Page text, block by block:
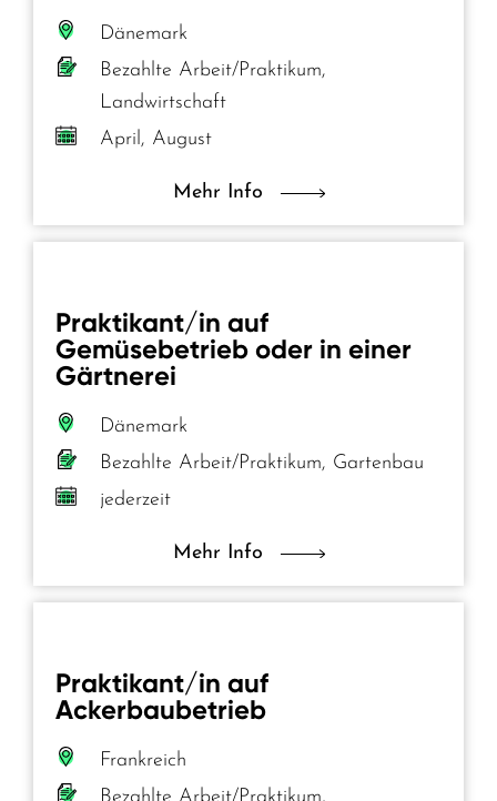
Dänemark
Bezahlte Arbeit/Praktikum,
Landwirtschaft
April, August
Mehr Info
Praktikant/in auf
Gemüsebetrieb oder in einer
Gärtnerei
Dänemark
Bezahlte Arbeit/Praktikum, Gartenbau
jederzeit
Mehr Info
Praktikant/in auf
Ackerbaubetrieb
Frankreich